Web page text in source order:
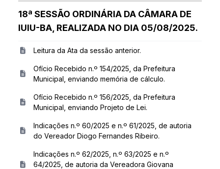
18ª SESSÃO ORDINÁRIA DA CÂMARA DE
IUIU-BA, REALIZADA NO DIA 05/08/2025.
Leitura da Ata da sessão anterior.
Ofício Recebido n.º 154/2025, da Prefeitura
Municipal, enviando memória de cálculo.
Ofício Recebido n.º 156/2025, da Prefeitura
Municipal, enviando Projeto de Lei.
Indicações n.º 60/2025 e n.º 61/2025, de autoria
do Vereador Diogo Fernandes Ribeiro.
Indicações n.º 62/2025, n.º 63/2025 e n.º
64/2025, de autoria da Vereadora Giovana